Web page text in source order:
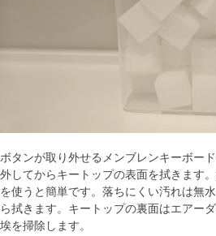
ボタンが取り外せるメンブレンキーボー
外してからキートップの表面を拭きます
を使うと簡単です。落ちにくい汚れは無
ら拭きます。キートップの裏面はエアー
埃を掃除します。